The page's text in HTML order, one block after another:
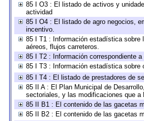
85 I O3 : El listado de activos y
actividad
85 I O4 : El listado de agro negocios,
incentivo.
85 I T1 : Información estadística sobre
aéreos, flujos carreteros.
85 I T2 : Información correspondiente
85 I T3 : Información estadística sobre
85 I T4 : El listado de prestadores de
85 II A : El Plan Municipal de
sectoriales, y las modificaciones que a
85 II B1 : El contenido de las gacetas
85 II B2 : El contenido de las gacetas